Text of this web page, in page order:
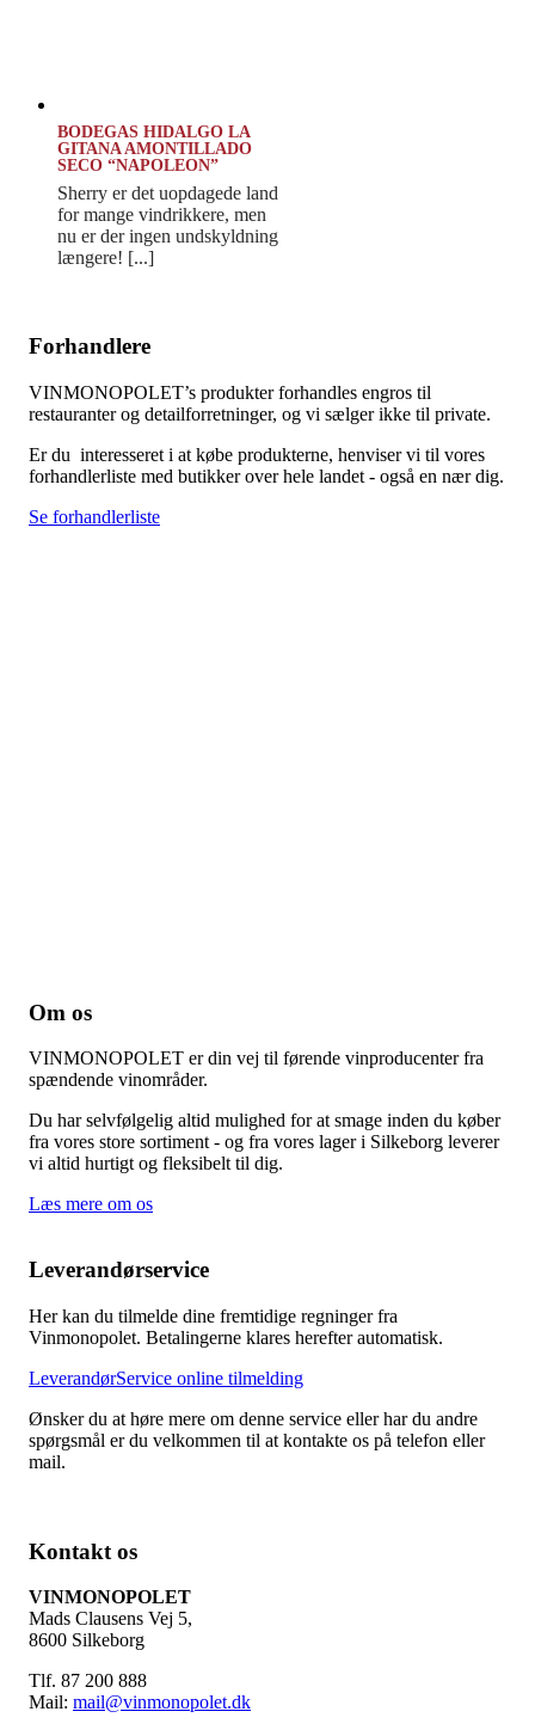
BODEGAS HIDALGO LA
GITANA AMONTILLADO
SECO “NAPOLEON”
Sherry er det uopdagede land
for mange vindrikkere, men
nu er der ingen undskyldning
længere! [...]
Forhandlere
VINMONOPOLET’s produkter forhandles engros til
restauranter og detailforretninger, og vi sælger ikke til private.
Er du interesseret i at købe produkterne, henviser vi til vores
forhandlerliste med butikker over hele landet - også en nær dig.
Se forhandlerliste
Om os
VINMONOPOLET er din vej til førende vinproducenter fra
spændende vinområder.
Du har selvfølgelig altid mulighed for at smage inden du køber
fra vores store sortiment - og fra vores lager i Silkeborg leverer
vi altid hurtigt og fleksibelt til dig.
Læs mere om os
Leverandørservice
Her kan du tilmelde dine fremtidige regninger fra
Vinmonopolet. Betalingerne klares herefter automatisk.
LeverandørService online tilmelding
Ønsker du at høre mere om denne service eller har du andre
spørgsmål er du velkommen til at kontakte os på telefon eller
mail.
Kontakt os
VINMONOPOLET
Mads Clausens Vej 5,
8600 Silkeborg
Tlf. 87 200 888
Mail: mail@vinmonopolet.dk